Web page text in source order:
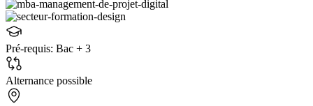
Pré-requis: Bac + 3
Alternance possible